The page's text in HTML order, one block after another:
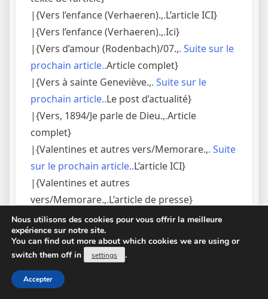
|{Vers l’enfance (Verhaeren).,.L’article ICI}
|{Vers l’enfance (Verhaeren).,.Ici}
|{Vers d’amour (Rodenbach)/07.,. Suite sur le
prochain article..Article complet}
|{Vers à sainte Geneviève.,. Suite sur le
prochain article..Le post d’actualité}
|{Vers, 1894/Je parle de Dieu.,.Article
complet}
|{Valentines et autres vers/Memorare.,. Suite
sur le prochain article..L’article ICI}
|{Valentines et autres
vers/Memorare.,.L’article de presse}
|{Valentines et autres vers/Ex voto.,.Le texte
de l’article}
|{Une vierge (Jammes).,
|{Une saison en enfer (1873)/Nuit de l’enfer.,
Suite sur le prochain article..
Nous utilisons des cookies pour vous offrir la meilleure
expérience sur notre site.
You can find out more about which cookies we are using or
switch them off in
settings .
Accepter